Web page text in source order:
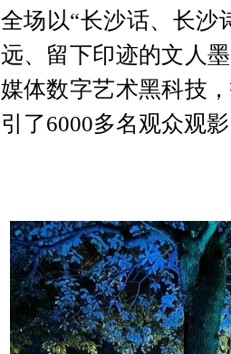
全场以“长沙话、长沙
远、留下印迹的文人
媒体数字艺术黑科技
引了6000多名观众观